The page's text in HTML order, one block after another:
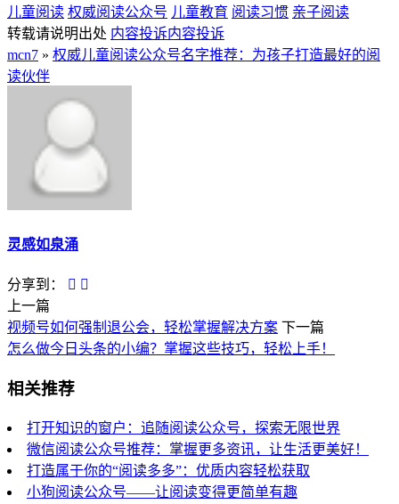
儿童阅读 权威阅读公众号 儿童教育 阅读习惯 亲子阅读
转载请说明出处 内容投诉内容投诉
mcn7 » 权威儿童阅读公众号名字推荐：为孩子打造最好的阅
读伙伴
灵感如泉涌
分享到：
上一篇
视频号如何强制退公会，轻松掌握解决方案 下一篇
怎么做今日头条的小编？掌握这些技巧，轻松上手！
相关推荐
打开知识的窗户：追随阅读公众号，探索无限世界
微信阅读公众号推荐：掌握更多资讯，让生活更美好！
打造属于你的“阅读多多”：优质内容轻松获取
小狗阅读公众号——让阅读变得更简单有趣